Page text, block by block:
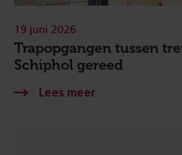
Trapopgangen tussen
Schiphol gereed
19 juni 2026